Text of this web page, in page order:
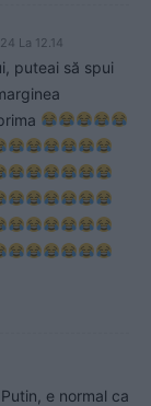
La 12.14
puteai să spui
e normal ca